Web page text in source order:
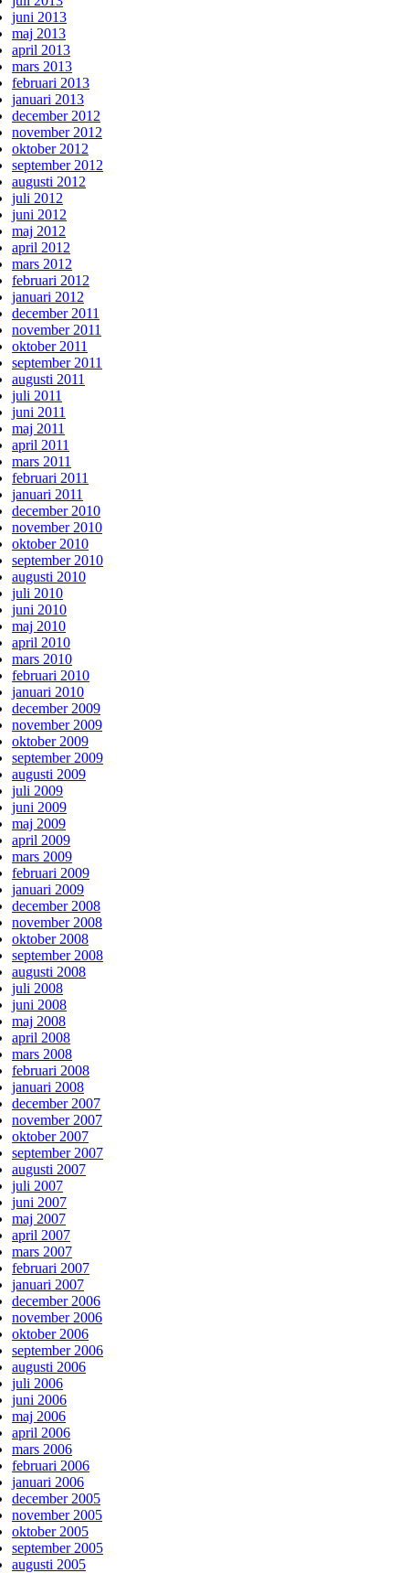
juni 2013
maj 2013
april 2013
mars 2013
februari 2013
januari 2013
december 2012
november 2012
oktober 2012
september 2012
augusti 2012
juli 2012
juni 2012
maj 2012
april 2012
mars 2012
februari 2012
januari 2012
december 2011
november 2011
oktober 2011
september 2011
augusti 2011
juli 2011
juni 2011
maj 2011
april 2011
mars 2011
februari 2011
januari 2011
december 2010
november 2010
oktober 2010
september 2010
augusti 2010
juli 2010
juni 2010
maj 2010
april 2010
mars 2010
februari 2010
januari 2010
december 2009
november 2009
oktober 2009
september 2009
augusti 2009
juli 2009
juni 2009
maj 2009
april 2009
mars 2009
februari 2009
januari 2009
december 2008
november 2008
oktober 2008
september 2008
augusti 2008
juli 2008
juni 2008
maj 2008
april 2008
mars 2008
februari 2008
januari 2008
december 2007
november 2007
oktober 2007
september 2007
augusti 2007
juli 2007
juni 2007
maj 2007
april 2007
mars 2007
februari 2007
januari 2007
december 2006
november 2006
oktober 2006
september 2006
augusti 2006
juli 2006
juni 2006
maj 2006
april 2006
mars 2006
februari 2006
januari 2006
december 2005
november 2005
oktober 2005
september 2005
augusti 2005